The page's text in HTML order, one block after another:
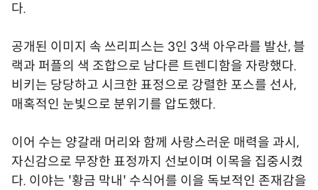
다.
공개된 이미지 속 쓰리피스는 3인 3색 아우라를 발산, 블
랙과 퍼플의 색 조합으로 남다른 트렌디함을 자랑했다.
비키는 당당하고 시크한 표정으로 강렬한 포스를 선사,
매혹적인 눈빛으로 분위기를 압도했다.
이어 수는 양갈래 머리와 함께 사랑스러운 매력을 과시,
자신감으로 무장한 표정까지 선보이며 이목을 집중시켰
다. 이야는 '황금 막내' 수식어를 이을 독보적인 존재감을